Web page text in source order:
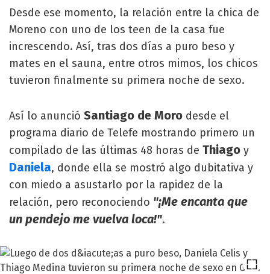
Desde ese momento, la relación entre la chica de
Moreno con uno de los teen de la casa fue
increscendo. Así, tras dos días a puro beso y
mates en el sauna, entre otros mimos, los chicos
tuvieron finalmente su primera noche de sexo.
Así lo anunció Santiago de Moro desde el
programa diario de Telefe mostrando primero un
compilado de las últimas 48 horas de Thiago y
Daniela, donde ella se mostró algo dubitativa y
con miedo a asustarlo por la rapidez de la
relación, pero reconociendo "¡Me encanta que
un pendejo me vuelva loca!".